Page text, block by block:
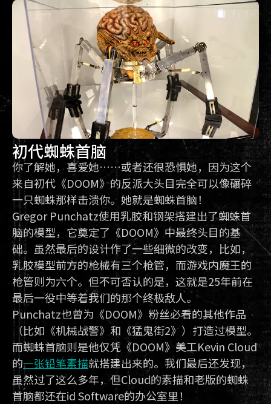
初代蜘蛛首脑
你了解她，喜爱她……或者还很恐惧她，因为这个
来自初代《DOOM》的反派大头目完全可以像碾碎
一只蜘蛛那样击溃你。她就是蜘蛛首脑！
Gregor Punchatz使用乳胶和钢架搭建出了蜘蛛首
脑的模型，它奠定了《DOOM》中最终头目的基
础。虽然最后的设计作了一些细微的改变，比如，
乳胶模型前方的枪械有三个枪管，而游戏内魔王的
枪管则为六个。但不可否认的是，这就是25年前在
最后一役中等着我们的那个终极敌人。
Punchatz也曾为《DOOM》粉丝必看的其他作品
（比如《机械战警》和《猛鬼街2》）打造过模型。
而蜘蛛首脑则是他仅凭《DOOM》美工Kevin Cloud
的一张铅笔素描就搭建出来的。我们最后还发现，
虽然过了这么多年，但Cloud的素描和老版的蜘蛛
首脑都还在id Software的办公室里！